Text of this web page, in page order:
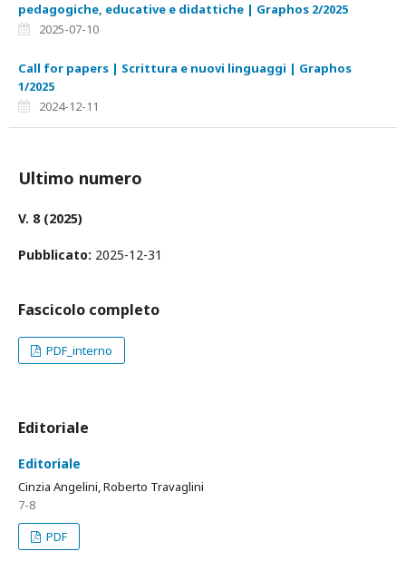
pedagogiche, educative e didattiche | Graphos 2/2025
2025-07-10
Call for papers | Scrittura e nuovi linguaggi | Graphos
1/2025
2024-12-11
Ultimo numero
V. 8 (2025)
Pubblicato: 2025-12-31
Fascicolo completo
PDF_interno
Editoriale
Editoriale
Cinzia Angelini, Roberto Travaglini
7-8
PDF